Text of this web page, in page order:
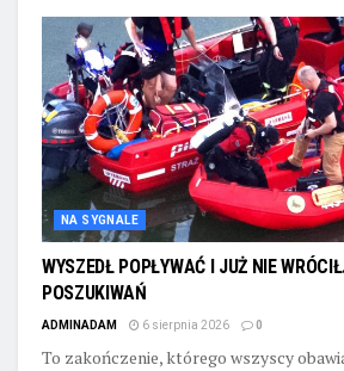
NA SYGNALE
WYSZEDŁ POPŁYWAĆ I JUŻ NIE
POSZUKIWAŃ
ADMINADAM 6 sierpnia 2026 0
To zakończenie, którego wszyscy